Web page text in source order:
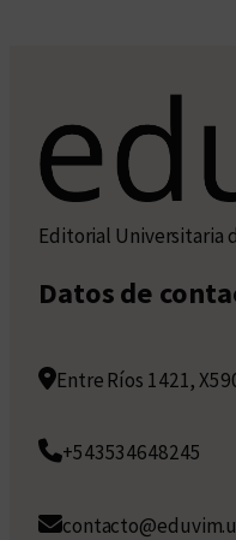
Editorial Universitaria
Datos de
Entre Ríos 1421,
+543534648245